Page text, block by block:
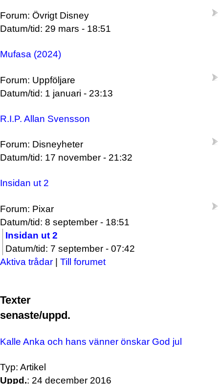
Forum: Övrigt Disney
Datum/tid: 29 mars - 18:51
Mufasa (2024)
Forum: Uppföljare
Datum/tid: 1 januari - 23:13
R.I.P. Allan Svensson
Forum: Disneyheter
Datum/tid: 17 november - 21:32
Insidan ut 2
Forum: Pixar
Datum/tid: 8 september - 18:51
Insidan ut 2
Datum/tid: 7 september - 07:42
Aktiva trådar | Till forumet
Texter
senaste/uppd.
Kalle Anka och hans vänner önskar God jul
Typ: Artikel
Uppd.: 24 december 2016